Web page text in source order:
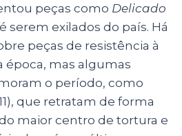
peças como Delicado
serem exilados do país. Há
peças de resistência à
época, mas algumas
o período, como
que retratam de forma
maior centro de tortura e